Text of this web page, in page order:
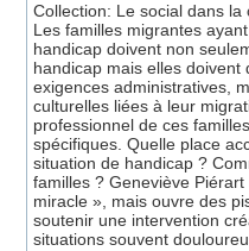
Collection: Le social dans la
Les familles migrantes
handicap doivent non
handicap mais elles
exigences administratives,
culturelles liées à leur
professionnel de ces
spécifiques. Quelle place
situation de handicap ?
familles ? Geneviève
miracle », mais ouvre des
soutenir une intervention
situations souvent